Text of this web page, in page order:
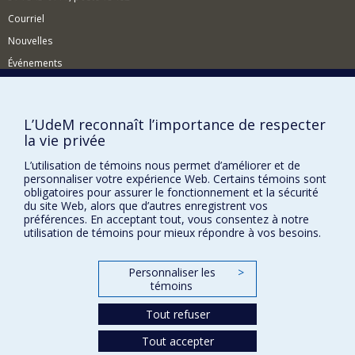
Courriel
Nouvelles
Événements
BESOIN D'AIDE?
Plan du site
Signaler une erreur
Accessibilité
FACULTÉ DES ARTS ET DES SCIENCES
Nos centres d'études
L’UdeM reconnaît l’importance de respecter
la vie privée
L’utilisation de témoins nous permet d’améliorer et de
personnaliser votre expérience Web. Certains témoins sont
obligatoires pour assurer le fonctionnement et la sécurité
du site Web, alors que d’autres enregistrent vos
préférences. En acceptant tout, vous consentez à notre
utilisation de témoins pour mieux répondre à vos besoins.
Personnaliser les
témoins
>
Tout refuser
Tout accepter